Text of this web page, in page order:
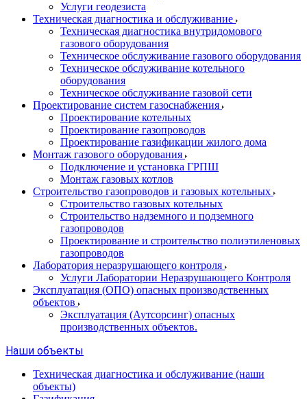
Услуги геодезиста
Техническая диагностика и обслуживание
Техническая диагностика внутридомового
газового оборудования
Техническое обслуживание газового оборудования
Техническое обслуживание котельного
оборудования
Техническое обслуживание газовой сети
Проектирование систем газоснабжения
Проектирование котельных
Проектирование газопроводов
Проектирование газификации жилого дома
Монтаж газового оборудования
Подключение и установка ГРПШ
Монтаж газовых котлов
Строительство газопроводов и газовых котельных
Строительство газовых котельных
Строительство надземного и подземного
газопроводов
Проектирование и строительство полиэтиленовых
газопроводов
Лаборатория неразрушающего контроля
Услуги Лаборатории Неразрушающего Контроля
Эксплуатация (ОПО) опасных производственных
объектов
Эксплуатация (Аутсорсинг) опасных
производственных объектов.
Наши объекты
Техническая диагностика и обслуживание (наши
объекты)